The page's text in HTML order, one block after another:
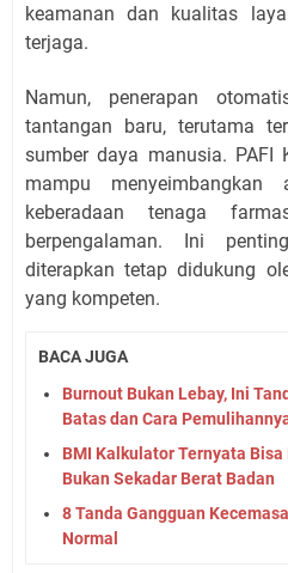
keamanan dan kualitas
terjaga.
Namun, penerapan
tantangan baru, terutama
sumber daya manusia. PAFI
mampu
keberadaan tenaga
berpengalaman. Ini
diterapkan tetap didukung
yang kompeten.
BACA JUGA
Burnout Bukan Lebay, Ini
Batas dan Cara
BMI Kalkulator Ternyata Bisa
Bukan Sekadar Berat Badan
8 Tanda Gangguan
Normal